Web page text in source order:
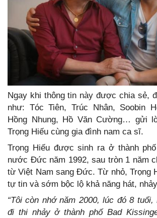
Ngay khi thông tin này được chia sẻ,
như: Tóc Tiên, Trúc Nhân, Soobin
Hồng Nhung, Hồ Văn Cường… gửi
Trọng Hiếu cùng gia đình nam ca sĩ.
Trọng Hiếu được sinh ra ở thành
nước Đức năm 1992, sau tròn 1 năm
từ Việt Nam sang Đức. Từ nhỏ, Trọng
tự tin và sớm bộc lộ khả năng hát,
“Tôi còn nhớ năm 2000, lúc đó 8
đi thi nhảy ở thành phố Bad